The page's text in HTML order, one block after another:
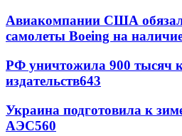
Авиакомпании США
самолеты Boeing на
РФ уничтожила 900 тысяч
издательств643
Украина подготовила к
АЭС560